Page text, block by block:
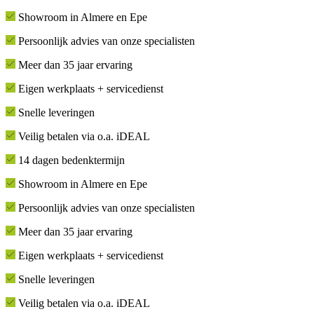
Showroom in Almere en Epe
Persoonlijk advies van onze specialisten
Meer dan 35 jaar ervaring
Eigen werkplaats + servicedienst
Snelle leveringen
Veilig betalen via o.a. iDEAL
14 dagen bedenktermijn
Showroom in Almere en Epe
Persoonlijk advies van onze specialisten
Meer dan 35 jaar ervaring
Eigen werkplaats + servicedienst
Snelle leveringen
Veilig betalen via o.a. iDEAL